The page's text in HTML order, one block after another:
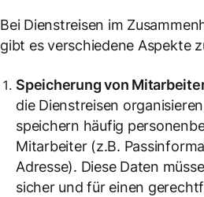
Bei Dienstreisen im
gibt es verschiedene Aspekte
Speicherung von
die Dienstreisen
speichern häufig
Mitarbeiter (z.B.
Adresse). Diese Daten
sicher und für einen